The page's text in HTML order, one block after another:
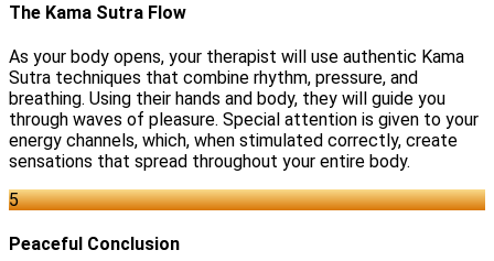
The Kama Sutra Flow
As your body opens, your therapist will use authentic Kama
Sutra techniques that combine rhythm, pressure, and
breathing. Using their hands and body, they will guide you
through waves of pleasure. Special attention is given to your
energy channels, which, when stimulated correctly, create
sensations that spread throughout your entire body.
5
Peaceful Conclusion